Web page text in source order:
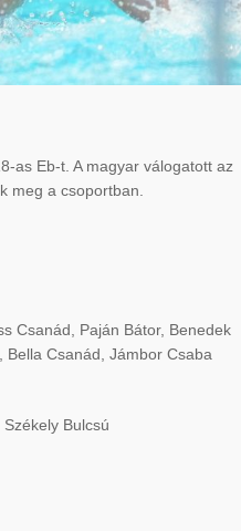
as Eb-t. A magyar válogatott az
meg a csoportban.
Csanád, Paján Bátor, Benedek
Bella Csanád, Jámbor Csaba
Bulcsú